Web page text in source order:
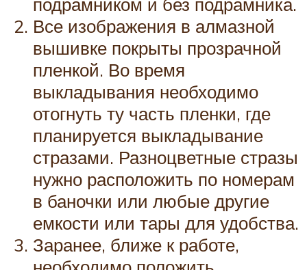
Все изображения в алмазной
вышивке покрыты прозрачной
пленкой. Во время
выкладывания необходимо
отогнуть ту часть пленки, где
планируется выкладывание
стразами. Разноцветные стразы
нужно расположить по номерам
в баночки или любые другие
емкости или тары для удобства.
Заранее, ближе к работе,